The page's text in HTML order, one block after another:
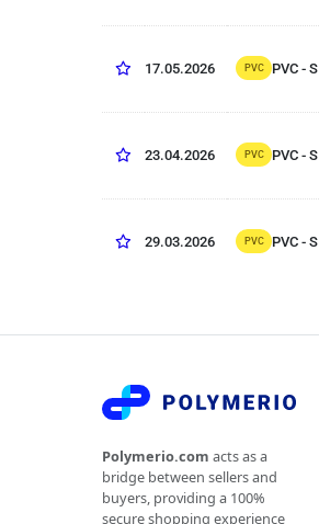
17.05.2026 PVC PVC - S
23.04.2026 PVC PVC - S
29.03.2026 PVC PVC - S
Polymerio.com acts as a
bridge between sellers and
buyers, providing a 100%
secure shopping experience